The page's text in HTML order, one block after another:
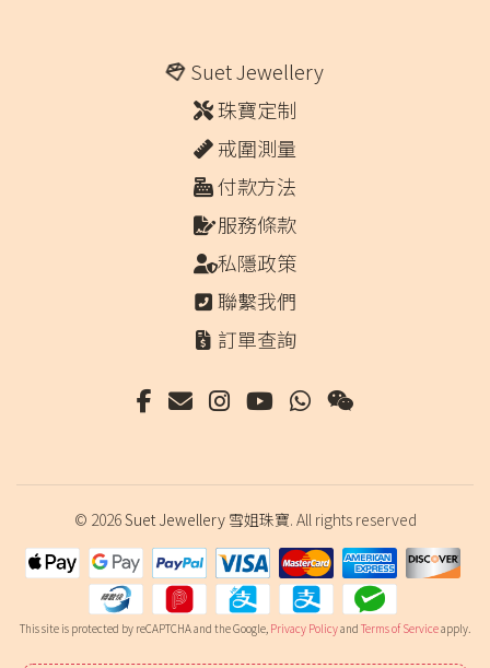
Suet Jewellery
珠寶定制
戒圍測量
付款方法
服務條款
私隱政策
聯繫我們
訂單查詢
© 2026Suet Jewellery 雪姐珠寶. All rights reserved
This site is protected by reCAPTCHA and the Google, Privacy Policyand Terms of Serviceapply.